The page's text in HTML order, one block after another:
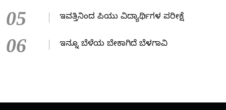
05 ಇವತ್ತಿನಿಂದ ಪಿಯು ವಿದ್ಯಾರ್ಥಿಗಳ ಪರೀಕ್ಷೆ
06 ಇನ್ನೂ ಬೆಳೆಯ ಬೇಕಾಗಿದೆ ಬೆಳಗಾವಿ